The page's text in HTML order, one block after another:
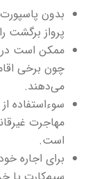
بدون
پرواز
ممکن است در
چون برخی
می‌دهند.
سوءاستفاده
مهاجرت
است.
برای اجاره